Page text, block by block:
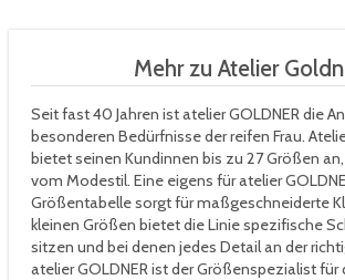
Mehr zu Atelier
Seit fast 40 Jahren ist atelier GOLDNER die
besonderen Bedürfnisse der reifen Frau.
bietet seinen Kundinnen bis zu 27 Größen
vom Modestil. Eine eigens für atelier
Größentabelle sorgt für maßgeschneiderte
kleinen Größen bietet die Linie spezifische
sitzen und bei denen jedes Detail an der
atelier GOLDNER ist der Größenspezialist